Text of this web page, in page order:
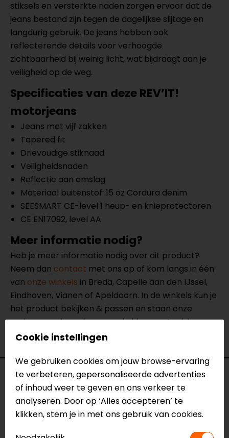
stiksels en versterkte naden zorgen ervoor dat de
jeans bestand zijn tegen de dagelijkse slijtage en
langdurig gebruik. De jeans hebben ook
reflecterende details voor verhoogde
zichtbaarheid bij weinig licht, wat bijdraagt aan je
veiligheid op de weg.
Specificaties van deze REV’IT!
motorjeans
Jeans met vijf zakken
Tapered fit
Drievoudige stiknaad
Veiligheidsnaden
Reflectie aan omslag
Materiaal buitenstof: 15 oz Cordura denim
SEESMART CE-level 1 heup- en knieprotectoren
CE EN17092, level AA
Meer informatie nodig?
Heb je meer informatie nodig over dit product?
Neem dan contact met ons op of kom langs in één
van onze winkels in Breda, Capelle aan den IJssel,
Eindhoven, Vianen of Apeldoorn. In de winkels kun je
het product bekijken & passen en staan onze
verkoopmedewerkers voor je klaar met advies.
Bekijk onze anderemotorjeans.
Specificaties
Naam
Moto 2 T Motorjeans
Model
148220
Cookie instellingen
We gebruiken cookies om jouw browse-ervaring
te verbeteren, gepersonaliseerde advertenties
of inhoud weer te geven en ons verkeer te
analyseren. Door op ‘Alles accepteren’ te
klikken, stem je in met ons gebruik van cookies.